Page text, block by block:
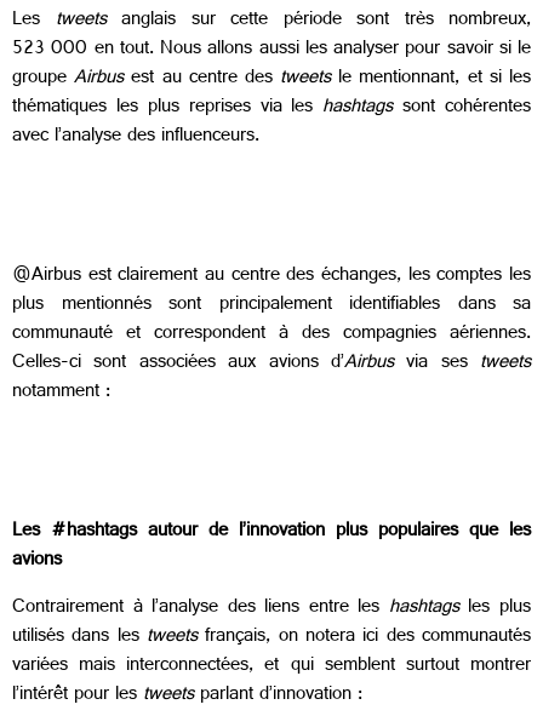
Les tweets anglais sur cette période sont très nombreux,
523 000 en tout. Nous allons aussi les analyser pour savoir si le
groupeAirbusest au centre des tweetsle mentionnant, et si les
thématiques les plus reprises via les hashtagssont cohérentes
avec l’analyse des influenceurs.
@Airbus est clairement au centre des échanges, les comptes les
plus mentionnés sont principalement identifiables dans sa
communauté et correspondent à des compagnies aériennes.
Celles-ci sont associées aux avions d’Airbusvia ses tweets
notamment :
Les #hashtags autour de l’innovation plus populaires que les
avions
Contrairement à l’analyse des liens entre les hashtagsles plus
utilisés dans les tweetsfrançais, on notera ici des communautés
variées mais interconnectées, et qui semblent surtout montrer
l’intérêt pour lestweetsparlant d’innovation :